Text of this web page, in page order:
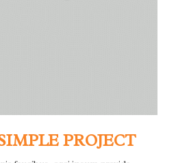
PROJECT